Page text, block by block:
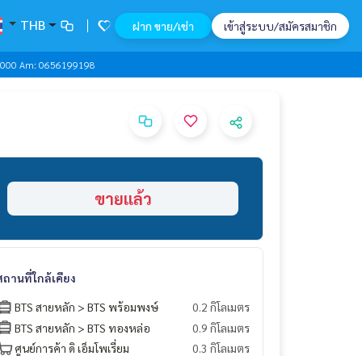
THB ฝาก ขาย/เช่า เข้าสู่ระบบ/สมัครสมาชิก
Am: 0656199198
ขายแล้ว
ถานที่ใกล้เคียง
BTS สายหลัก > BTS พร้อมพงษ์
0.2 กิโลเมตร
BTS สายหลัก > BTS ทองหล่อ
0.9 กิโลเมตร
ศูนย์การค้า ดิ เอ็มโพเรี่ยม
0.3 กิโลเมตร